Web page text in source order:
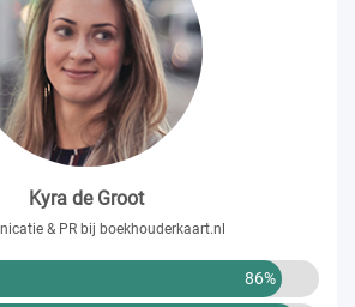
Kyra de Groot
& PR bij boekhouderkaart.nl
86%